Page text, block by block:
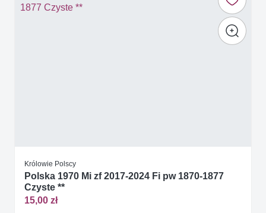
Królowie Polscy
Polska 1970 Mi zf 2017-2024 Fi pw 1870-1877
Czyste **
15,00 zł